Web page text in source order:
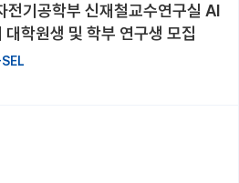
전기공학부 신재철교수연구실 AI
학원생 및 학부 연구생 모집
SEL